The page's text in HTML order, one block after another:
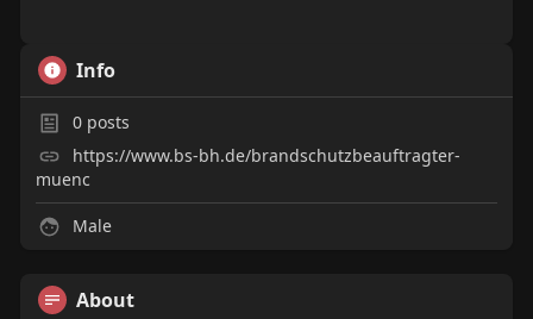
Info
0posts
https://www.bs-bh.de/brandschutzbeauftragter-
muenc
Male
About